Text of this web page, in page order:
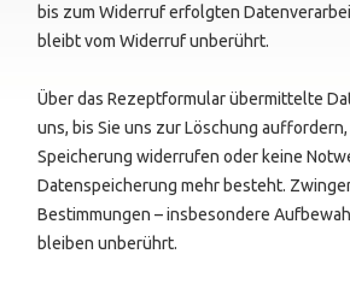
bis zum Widerruf erfolgten
bleibt vom Widerruf unberührt.
Über das Rezeptformular übermittelte
uns, bis Sie uns zur Löschung
Speicherung widerrufen oder keine
Datenspeicherung mehr besteht.
Bestimmungen – insbesondere
bleiben unberührt.